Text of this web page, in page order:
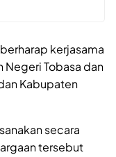
kerjasama
Negeri Tobasa dan
Kabupaten
secara
tersebut